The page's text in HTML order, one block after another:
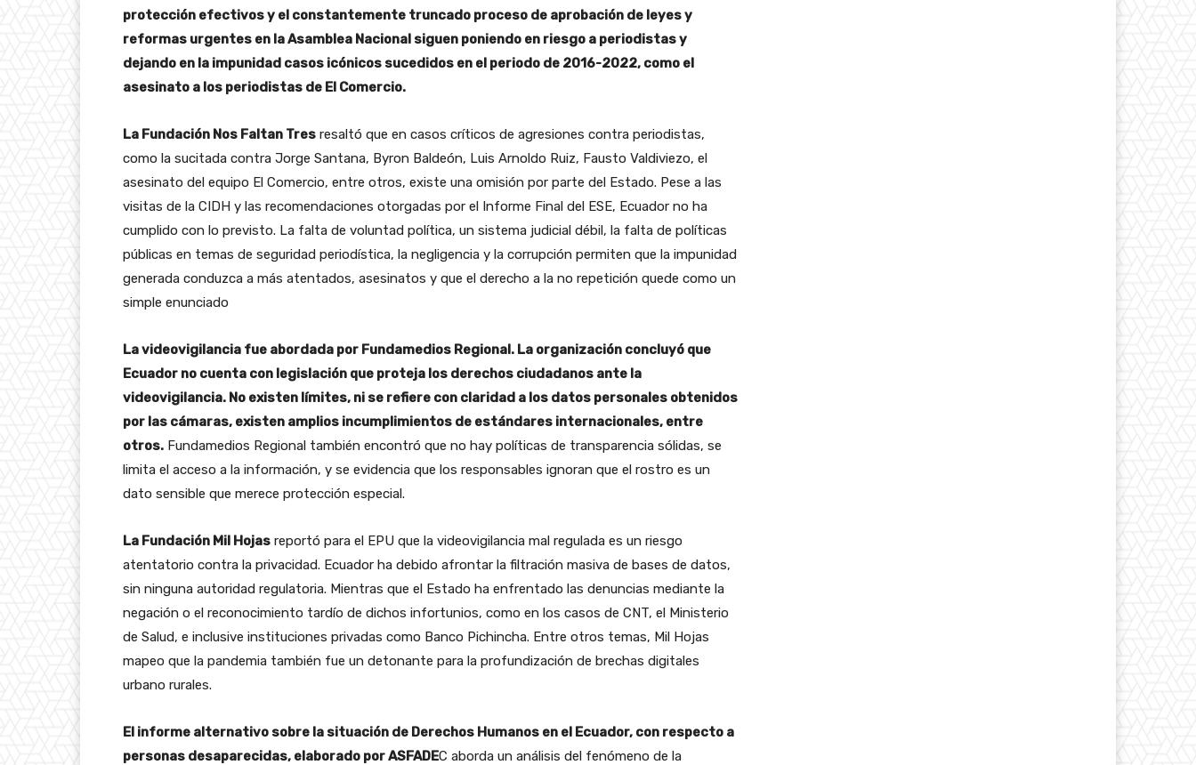
protección efectivos y el constantemente truncado proceso de aprobación de leyes y
reformas urgentes en la Asamblea Nacional siguen poniendo en riesgo a periodistas y
dejando en la impunidad casos icónicos sucedidos en el periodo de 2016-2022, como el
asesinato a los periodistas de El Comercio.
La Fundación Nos Faltan Tres resaltó que en casos críticos de agresiones contra periodistas,
como la sucitada contra Jorge Santana, Byron Baldeón, Luis Arnoldo Ruiz, Fausto Valdiviezo, el
asesinato del equipo El Comercio, entre otros, existe una omisión por parte del Estado. Pese a las
visitas de la CIDH y las recomendaciones otorgadas por el Informe Final del ESE, Ecuador no ha
cumplido con lo previsto. La falta de voluntad política, un sistema judicial débil, la falta de políticas
públicas en temas de seguridad periodística, la negligencia y la corrupción permiten que la impunidad
generada conduzca a más atentados, asesinatos y que el derecho a la no repetición quede como un
simple enunciado
La videovigilancia fue abordada por Fundamedios Regional. La organización concluyó que
Ecuador no cuenta con legislación que proteja los derechos ciudadanos ante la
videovigilancia. No existen límites, ni se refiere con claridad a los datos personales obtenidos
por las cámaras, existen amplios incumplimientos de estándares internacionales, entre
otros. Fundamedios Regional también encontró que no hay políticas de transparencia sólidas, se
limita el acceso a la información, y se evidencia que los responsables ignoran que el rostro es un
dato sensible que merece protección especial.
La Fundación Mil Hojas reportó para el EPU que la videovigilancia mal regulada es un riesgo
atentatorio contra la privacidad. Ecuador ha debido afrontar la filtración masiva de bases de datos,
sin ninguna autoridad regulatoria. Mientras que el Estado ha enfrentado las denuncias mediante la
negación o el reconocimiento tardío de dichos infortunios, como en los casos de CNT, el Ministerio
de Salud, e inclusive instituciones privadas como Banco Pichincha. Entre otros temas, Mil Hojas
mapeo que la pandemia también fue un detonante para la profundización de brechas digitales
urbano rurales.
El informe alternativo sobre la situación de Derechos Humanos en el Ecuador, con respecto a
personas desaparecidas, elaborado por ASFADEC aborda un análisis del fenómeno de la